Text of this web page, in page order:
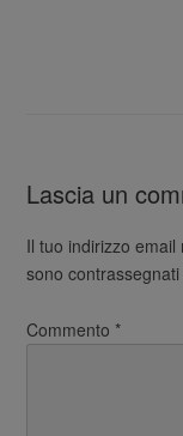
Lascia un
Il tuo indirizzo
sono
Commento*